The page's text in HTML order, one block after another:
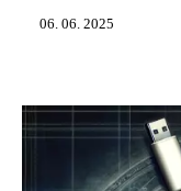
06. 06. 2025